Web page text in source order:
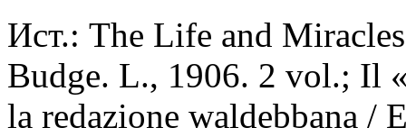
Ист.: The Life and
Budge. L., 1906. 2 vol.; Il
la redazione waldebbana